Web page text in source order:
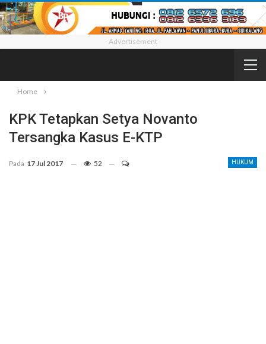
- Advertisement -
Home
KPK Tetapkan Setya Novanto
Tersangka Kasus E-KTP
HUKUM
Pada 17 Jul 2017 52